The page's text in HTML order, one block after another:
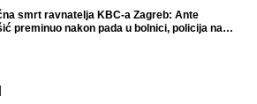
smrt ravnatelja KBC-a Zagreb: Ante
preminuo nakon pada u bolnici, policija na